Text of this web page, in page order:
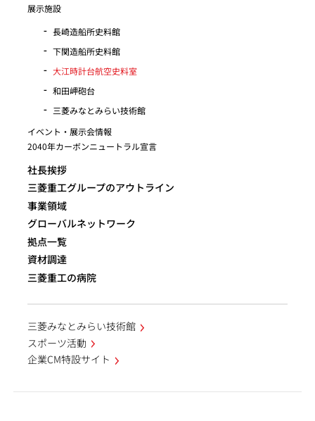
展示施設
長崎造船所史料館
下関造船所史料館
大江時計台航空史料室
和田岬砲台
三菱みなとみらい技術館
イベント・展示会情報
2040年カーボンニュートラル宣言
社長挨拶
三菱重工グループのアウトライン
事業領域
グローバルネットワーク
拠点一覧
資材調達
三菱重工の病院
三菱みなとみらい技術館
スポーツ活動
企業CM特設サイト